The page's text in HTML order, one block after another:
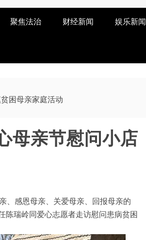
聚焦法治 财经新闻 娱乐新闻
困母亲家庭活动
母亲节慰问小店
、感恩母亲、关爱母亲、回报母亲的
陈瑞岭同爱心志愿者走访慰问患病贫困